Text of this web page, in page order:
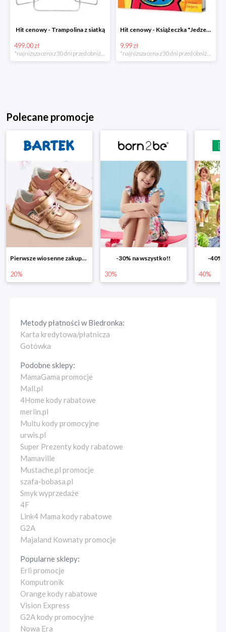
Hit cenowy - Trampolina z siatką
499.00 zł
Hit cenowy - Książeczka "Jedzenie"
9.99 zł
Polecane promocje
Pierwsze wiosenne zakupy -20%
20%
-30% na wszystko!!
30%
-40%
40%
Metody płatności wBiedronka:
Karta kredytowa/płatnicza
Gotówka
Podobne sklepy:
MamaGama promocje
Mall.pl
4Home kody rabatowe
merlin.pl
Multu kody promocyjne
urwis.pl
Super Prezenty kody rabatowe
Mamaville
Mustache.pl promocje
szafa-bobasa.pl
Smyk wyprzedaże
4F
Link4 Mama kody rabatowe
G2A
Majaland Kownaty promocje
Popularne sklepy:
Erli promocje
Komputronik
Orange kody rabatowe
Vision Express
G2A kody promocyjne
Nowa Era